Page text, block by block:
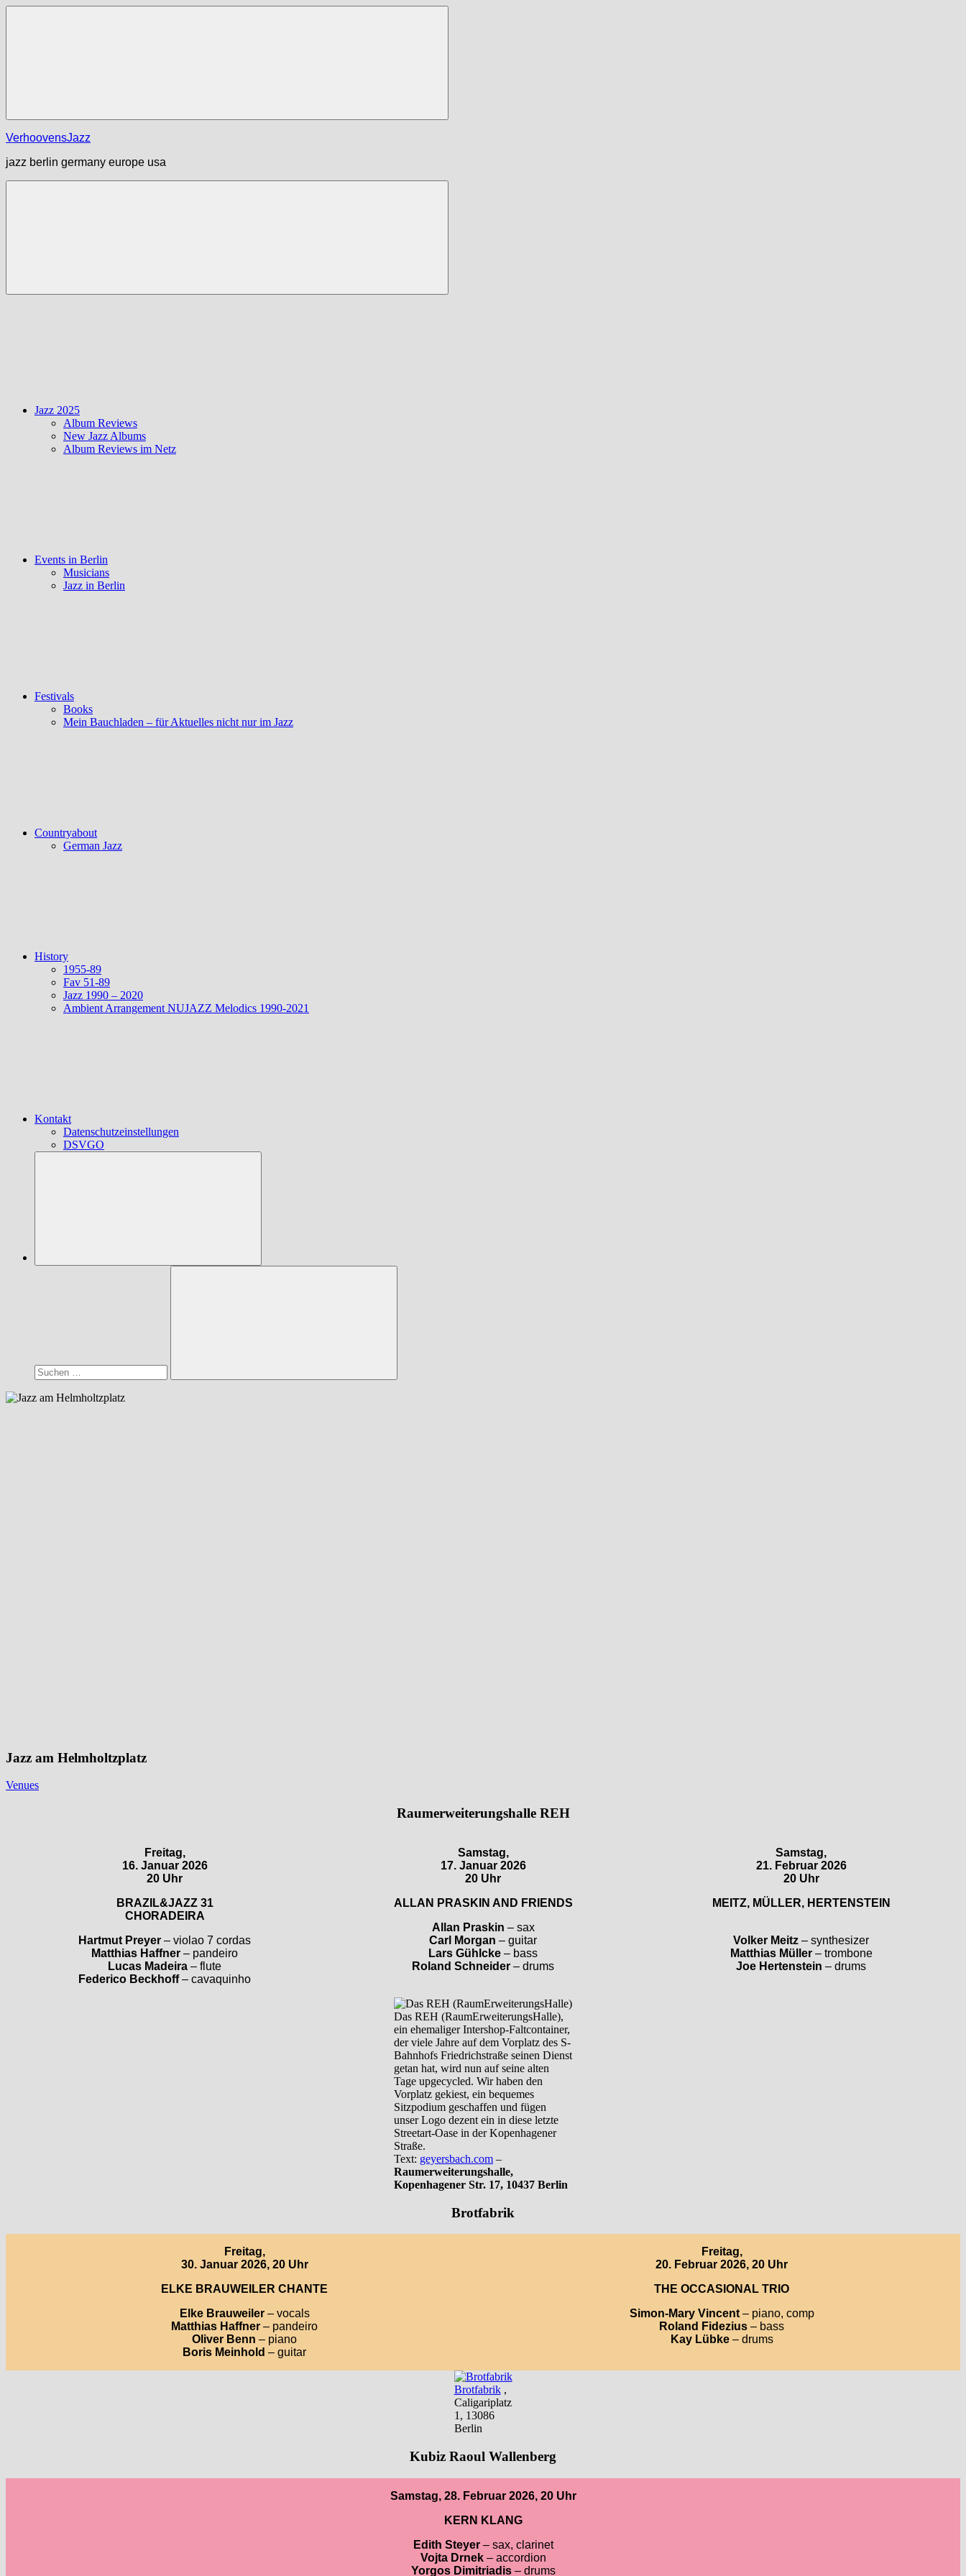
Zum
Menü
VerhoovensJazz
jazz berlin germany europe usa
Menü
Jazz 2025
Album Reviews
New Jazz Albums
Album Reviews im Netz
Events in Berlin
Musicians
Jazz in Berlin
Festivals
Books
Mein Bauchladen – für Aktuelles nicht nur im Jazz
Countryabout
German Jazz
History
1955-89
Fav 51-89
Jazz 1990 – 2020
Ambient Arrangement NUJAZZ Melodics 1990-2021
Kontakt
Datenschutzeinstellungen
DSVGO
Suchen
Jazz am Helmholtzplatz
Venues
Raumerweiterungshalle REH
Freitag,
16. Januar 2026
20 Uhr
BRAZIL&JAZZ 31
CHORADEIRA
Hartmut Preyer – violao 7 cordas
Matthias Haffner – pandeiro
Lucas Madeira – flute
Federico Beckhoff– cavaquinho
Samstag,
17. Januar 2026
20 Uhr
ALLAN PRASKIN AND FRIENDS
Allan Praskin – sax
Carl Morgan – guitar
Lars Gühlcke – bass
Roland Schneider – drums
Samstag,
21. Februar 2026
20 Uhr
MEITZ, MÜLLER, HERTENSTEIN
Volker Meitz – synthesizer
Matthias Müller – trombone
Joe Hertenstein – drums
Das REH (RaumErweiterungsHalle),
ein ehemaliger Intershop-Faltcontainer,
der viele Jahre auf dem Vorplatz des S-
Bahnhofs Friedrichstraße seinen Dienst
getan hat, wird nun auf seine alten
Tage upgecycled. Wir haben den
Vorplatz gekiest, ein bequemes
Sitzpodium geschaffen und fügen
unser Logo dezent ein in diese letzte
Streetart-Oase in der Kopenhagener
Straße.
Text: geyersbach.com –
Raumerweiterungshalle,
Kopenhagener Str. 17, 10437 Berlin
Brotfabrik
Freitag,
30. Januar 2026, 20 Uhr
ELKE BRAUWEILER CHANTE
Elke Brauweiler– vocals
Matthias Haffner – pandeiro
Oliver Benn – piano
Boris Meinhold – guitar
Freitag,
20. Februar 2026, 20 Uhr
THE OCCASIONAL TRIO
Simon-Mary Vincent– piano, comp
Roland Fidezius – bass
Kay Lübke– drums
Brotfabrik,
Caligariplatz
1, 13086
Berlin
Kubiz Raoul Wallenberg
Samstag, 28. Februar 2026, 20 Uhr
KERN KLANG
Edith Steyer– sax, clarinet
Vojta Drnek– accordion
Yorgos Dimitriadis– drums